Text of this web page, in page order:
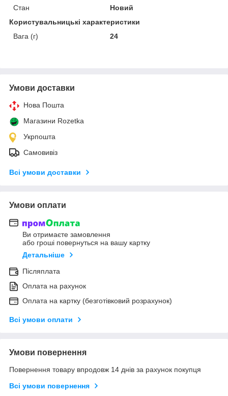
Стан
Новий
Користувальницькі характеристики
Вага (г)
24
Умови доставки
Нова Пошта
Магазини Rozetka
Укрпошта
Самовивіз
Всі умови доставки
Умови оплати
Ви отримаєте замовлення
або гроші повернуться на вашу картку
Детальніше
Післяплата
Оплата на рахунок
Оплата на картку (безготівковий розрахунок)
Всі умови оплати
Умови повернення
Повернення товару впродовж 14 днів за рахунок покупця
Всі умови повернення